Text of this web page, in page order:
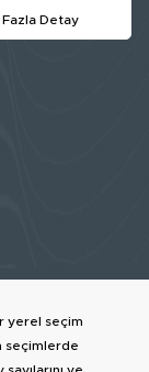
Fazla Detay
yerel seçim
seçimlerde